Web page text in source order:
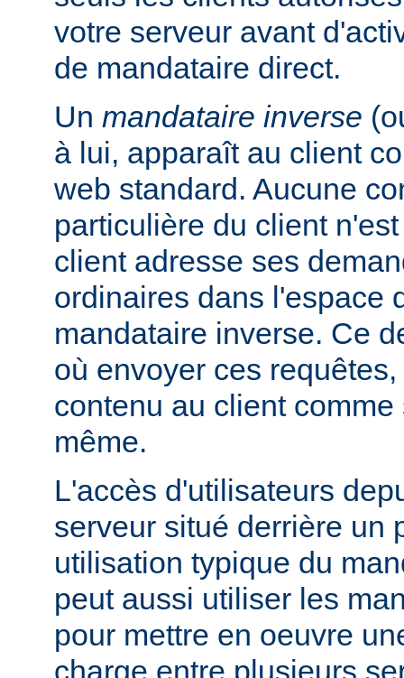
votre serveur avant
de mandataire direct.
Un mandataire inverse
à lui, apparaît au client
web standard. Aucune
particulière du client
client adresse ses
ordinaires dans l'espace
mandataire inverse. Ce
où envoyer ces
contenu au client
même.
L'accès d'utilisateurs
serveur situé derrière un
utilisation typique du
peut aussi utiliser les
pour mettre en oeuvre